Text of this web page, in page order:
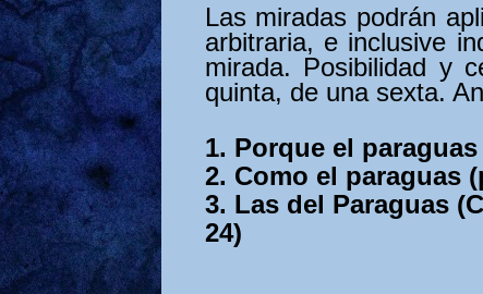
Las miradas podrán
arbitraria, e inclusive
mirada. Posibilidad y
quinta, de una sexta.
1. Porque el paraguas
2. Como el paraguas
3. Las del Paraguas
24)